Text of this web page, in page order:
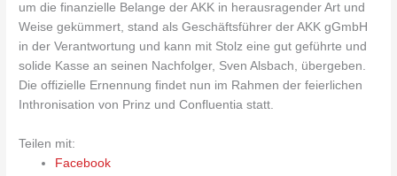
um die finanzielle Belange der AKK in herausragender Art und
Weise gekümmert, stand als Geschäftsführer der AKK gGmbH
in der Verantwortung und kann mit Stolz eine gut geführte und
solide Kasse an seinen Nachfolger, Sven Alsbach, übergeben.
Die offizielle Ernennung findet nun im Rahmen der feierlichen
Inthronisation von Prinz und Confluentia statt.
Teilen mit:
Facebook